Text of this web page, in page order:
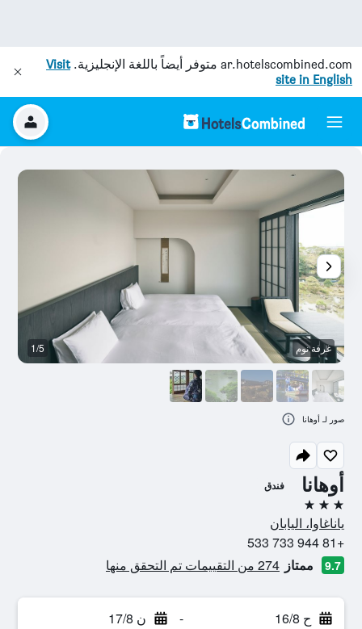
ar.hotelscombined.com متوفر أيضاً باللغة الإنجليزية.Visit
site in English
أوهانا فندق
3 نجوم
ياناغاوا، اليابان
+81 944 733 533
9.7 ممتاز 274 من التقييمات تم التحقق منها
ح 16/8 - ن 17/8
غرفة نوم 1/5
صور لـ أوهانا